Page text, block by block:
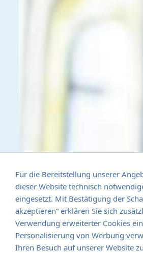
Für die Bereitstellung unserer
dieser Website technisch
eingesetzt. Mit Bestätigung der
akzeptieren“ erklären Sie sich
Verwendung erweiterter Cookies
Personalisierung von Werbung
Ihren Besuch auf unserer Website